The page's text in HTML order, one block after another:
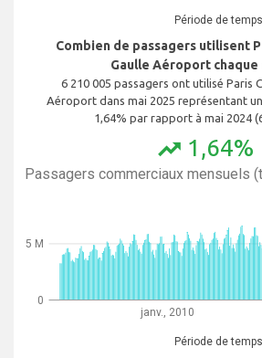
Période de temps
Combien de passagers utilisent
Gaulle Aéroport chaque
6 210 005 passagers ont utilisé Paris
Aéroport dans mai 2025 représentant
1,64% par rapport à mai 2024
trending_up 1,64%
Passagers commerciaux mensuels
janv., 2010
Période de temps
0
5 M